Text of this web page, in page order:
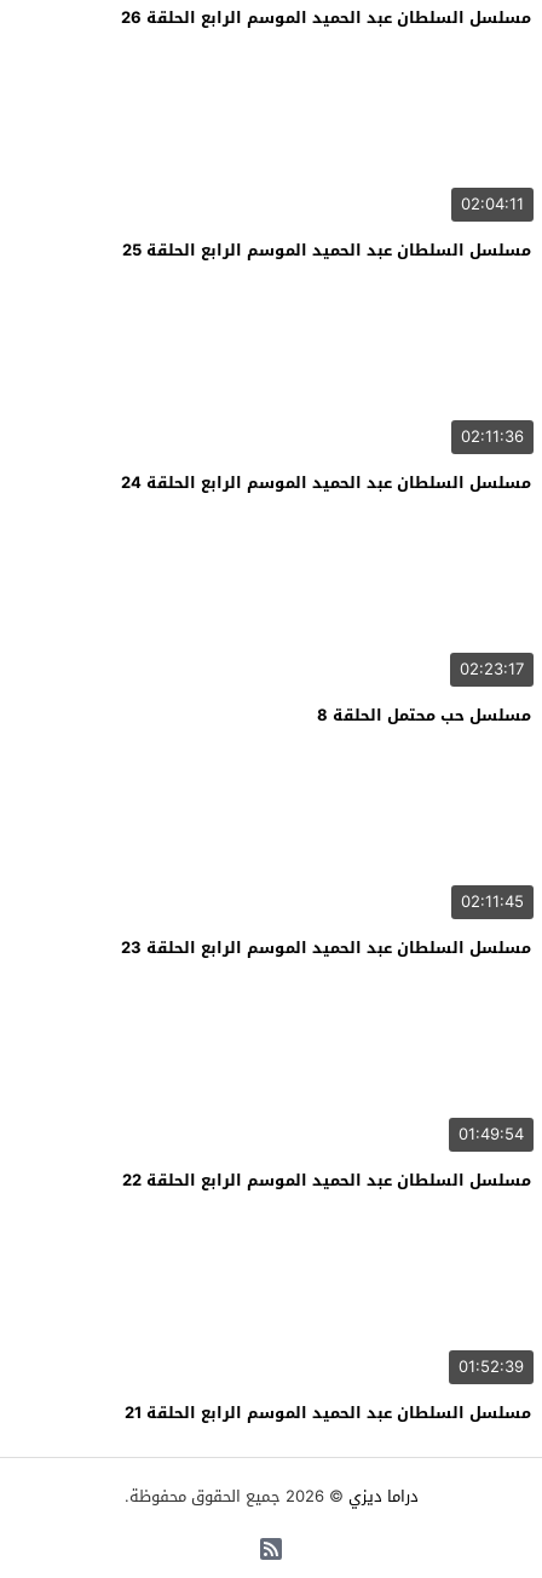
مسلسل السلطان عبد الحميد الموسم الرابع الحلقة 26
02:04:11
مسلسل السلطان عبد الحميد الموسم الرابع الحلقة 25
02:11:36
مسلسل السلطان عبد الحميد الموسم الرابع الحلقة 24
02:23:17
مسلسل حب محتمل الحلقة 8
02:11:45
مسلسل السلطان عبد الحميد الموسم الرابع الحلقة 23
01:49:54
مسلسل السلطان عبد الحميد الموسم الرابع الحلقة 22
01:52:39
مسلسل السلطان عبد الحميد الموسم الرابع الحلقة 21
دراما ديزي © 2026 جميع الحقوق محفوظة.